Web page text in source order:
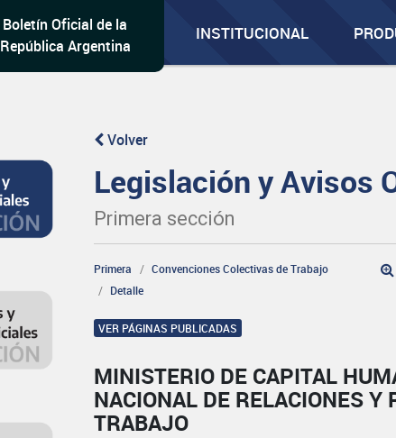
Boletín Oficial de la
República Argentina
INSTITUCIONAL
Volver
Legislación y Avisos
Primera sección
Primera
Convenciones Colectivas de Trabajo
Detalle
VER PÁGINAS PUBLICADAS
MINISTERIO DE CAPITAL
NACIONAL DE RELACIONES Y
TRABAJO